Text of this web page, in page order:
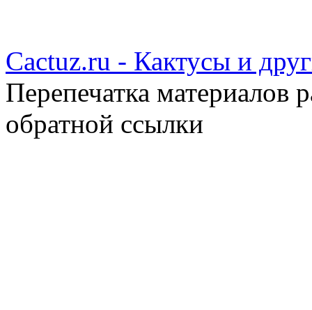
Cactuz.ru - Кактусы и
Перепечатка материалов
обратной ссылки